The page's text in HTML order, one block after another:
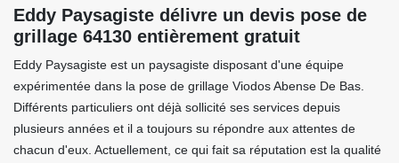
Eddy Paysagiste délivre un devis pose de
grillage 64130 entièrement gratuit
Eddy Paysagiste est un paysagiste disposant d'une équipe
expérimentée dans la pose de grillage Viodos Abense De Bas.
Différents particuliers ont déjà sollicité ses services depuis
plusieurs années et il a toujours su répondre aux attentes de
chacun d'eux. Actuellement, ce qui fait sa réputation est la qualité